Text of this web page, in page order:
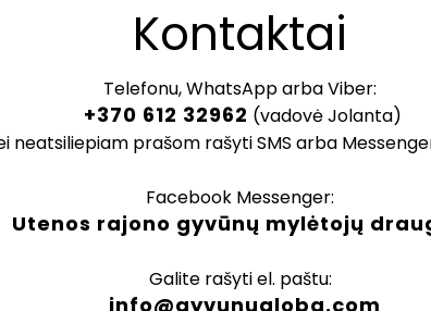
Kontaktai
Telefonu, WhatsApp arba Viber:
+370 612 32962 (vadovė Jolanta)
neatsiliepiam prašom rašyti SMS arba
Facebook Messenger:
Utenos rajono gyvūnų mylėtojų
Galite rašyti el. paštu:
info@gyvunugloba.com